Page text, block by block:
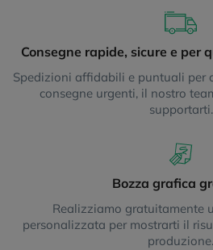
Consegne rapide, sicure e per
Spedizioni affidabili e puntuali per
consegne urgenti, il nostro
supportarti.
Bozza grafica
Realizziamo gratuitamente
personalizzata per mostrarti il
produzione.